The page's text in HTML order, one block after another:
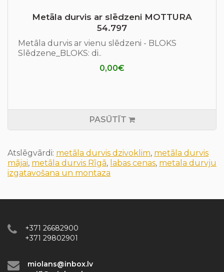
Metāla durvis ar slēdzeni MOTTURA
54.797
Metāla durvis ar vienu slēdzeni - BLOKS
Slēdzene_BLOKS: di..
0,00€
PASŪTĪT
Atslēgvārdi: metāla durvis dzivoklim, metāla durvis
mājai, metāla durvis Rīgā, labas cenas, metala durvju
izgatavošana un montaza
+371 26682900
+371 29802901
miolans@inbox.lv